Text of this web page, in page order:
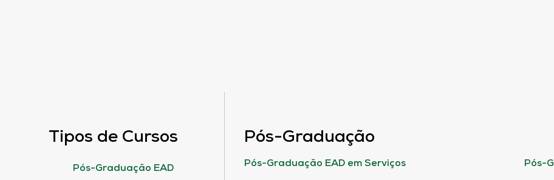
Tipos de Cursos
Pós-Graduação EAD
Pós-Graduação
Pós-Graduação EAD em Serviços Pós-